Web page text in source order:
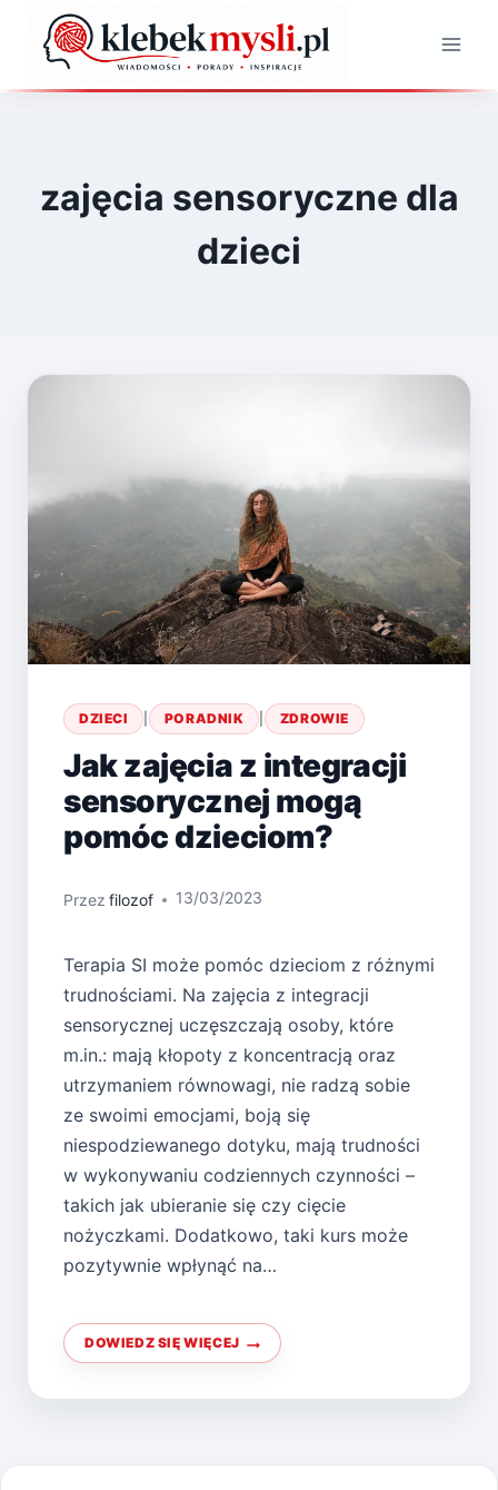
Przejdź
zajęcia sensoryczne dla
dzieci
DZIECI PORADNIK ZDROWIE
Jak zajęcia z integracji
sensorycznej mogą
pomóc dzieciom?
Przez filozof 13/03/2023
Terapia SI może pomóc dzieciom z różnymi
trudnościami. Na zajęcia z integracji
sensorycznej uczęszczają osoby, które
m.in.: mają kłopoty z koncentracją oraz
utrzymaniem równowagi, nie radzą sobie
ze swoimi emocjami, boją się
niespodziewanego dotyku, mają trudności
w wykonywaniu codziennych czynności –
takich jak ubieranie się czy cięcie
nożyczkami. Dodatkowo, taki kurs może
pozytywnie wpłynąć na…
DOWIEDZ SIĘ WIĘCEJ
JAK
ZAJĘCIA
SENSORYCZNEJ